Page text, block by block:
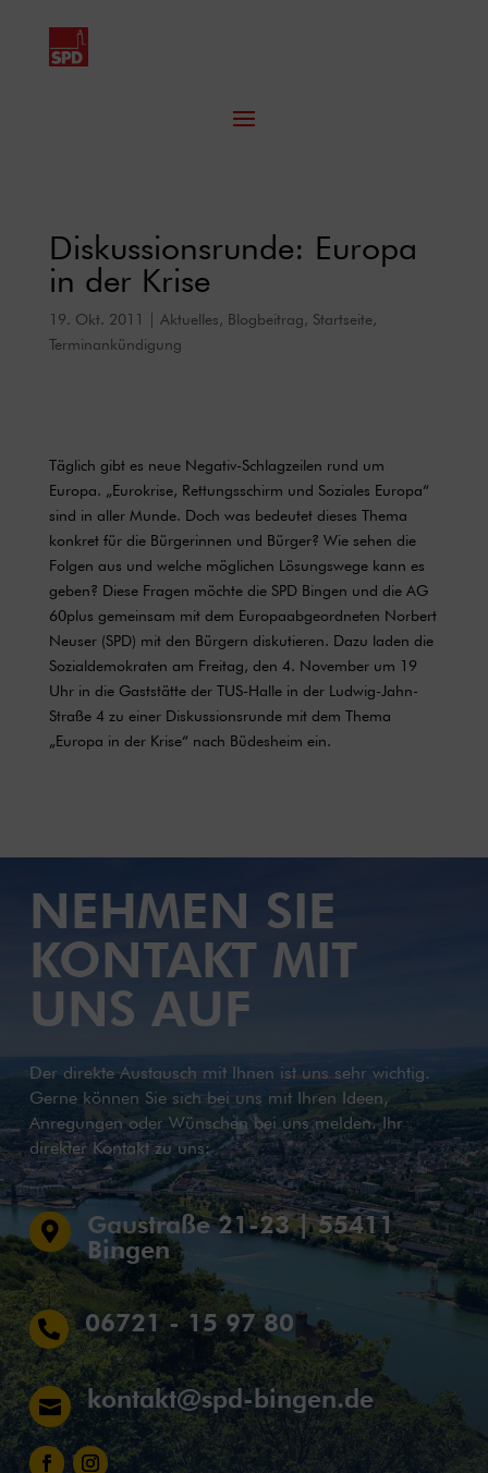
Diskussionsrunde: Europa
in der Krise
19. Okt. 2011 Aktuelles, Blogbeitrag, Startseite,
Terminankündigung
Täglich gibt es neue Negativ-Schlagzeilen rund um
Europa. „Eurokrise, Rettungsschirm und Soziales Europa“
sind in aller Munde. Doch was bedeutet dieses Thema
konkret für die Bürgerinnen und Bürger? Wie sehen die
Folgen aus und welche möglichen Lösungswege kann es
geben? Diese Fragen möchte die SPD Bingen und die AG
60plus gemeinsam mit dem Europaabgeordneten Norbert
Neuser (SPD) mit den Bürgern diskutieren. Dazu laden die
Sozialdemokraten am Freitag, den 4. November um 19
Uhr in die Gaststätte der TUS-Halle in der Ludwig-Jahn-
Straße 4 zu einer Diskussionsrunde mit dem Thema
„Europa in der Krise“ nach Büdesheim ein.
NEHMEN SIE
KONTAKT MIT
UNS AUF
Der direkte Austausch mit Ihnen ist uns sehr wichtig.
Gerne können Sie sich bei uns mit Ihren Ideen,
Anregungen oder Wünschen bei uns melden. Ihr
direkter Kontakt zu uns:

Gaustraße 21-23 | 55411
Bingen
 06721 - 15 97 80
 kontakt@spd-bingen.de